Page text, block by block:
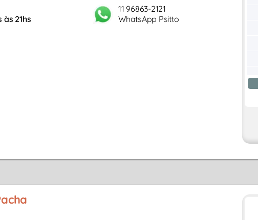
às 21hs
11 96863-2121
WhatsApp Psitto